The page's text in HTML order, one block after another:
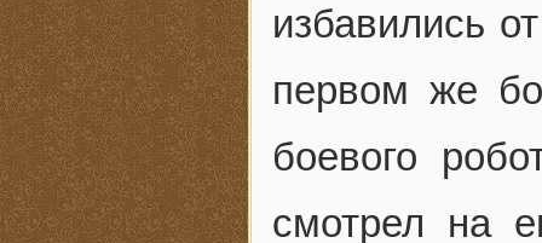
избавились
первом же
боевого
смотрел на